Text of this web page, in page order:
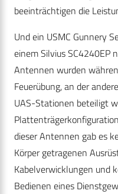
beeinträchtigen die
Und ein USMC Gunnery
einem Silvius SC4240EP
Antennen wurden
Feuerübung, an der
UAS-Stationen beteiligt
dieser Antennen gab es
Körper getragenen
Kabelverwicklungen und
Bedienen eines